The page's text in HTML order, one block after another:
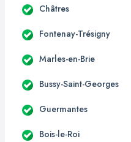
Châtres
Fontenay-Trésigny
Marles-en-Brie
Bussy-Saint-Georges
Guermantes
Bois-le-Roi